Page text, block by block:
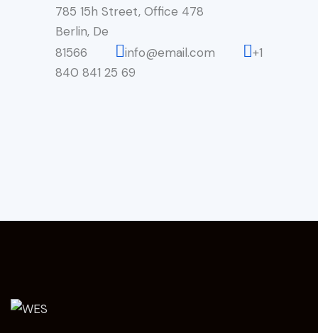
785 15h Street, Office 478
Berlin, De
81566
info@email.com
+1
840 841 25 69